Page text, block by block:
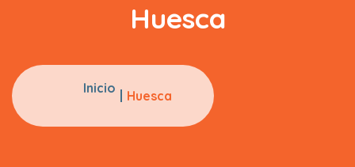
Huesca
Inicio Huesca